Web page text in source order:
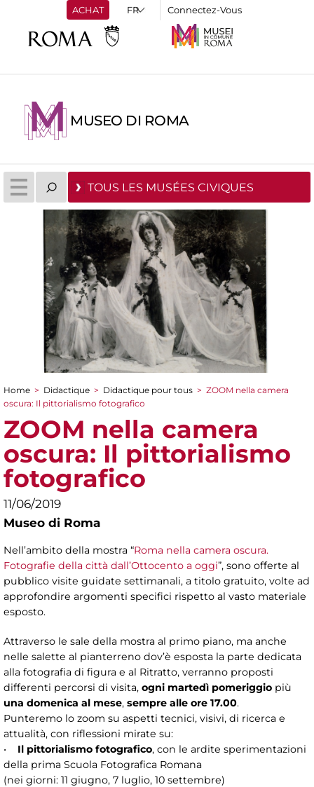
ACHAT Connectez-Vous
MUSEO DI ROMA
TOUS LES MUSÉES CIVIQUES
You are here
Home > Didactique > Didactique pour tous > ZOOM nella camera
oscura: Il pittorialismo fotografico
ZOOM nella camera
oscura: Il pittorialismo
fotografico
11/06/2019
Museo di Roma
Nell’ambito della mostra “Roma nella camera oscura.
Fotografie della città dall’Ottocento a oggi”, sono offerte al
pubblico visite guidate settimanali, a titolo gratuito, volte ad
approfondire argomenti specifici rispetto al vasto materiale
esposto.
Attraverso le sale della mostra al primo piano, ma anche
nelle salette al pianterreno dov’è esposta la parte dedicata
alla fotografia di figura e al Ritratto, verranno proposti
differenti percorsi di visita, ogni martedì pomeriggio più
una domenica al mese, sempre alle ore 17.00.
Punteremo lo zoom su aspetti tecnici, visivi, di ricerca e
attualità, con riflessioni mirate su:
• Il pittorialismo fotografico, con le ardite sperimentazioni
della prima Scuola Fotografica Romana
(nei giorni: 11 giugno, 7 luglio, 10 settembre)